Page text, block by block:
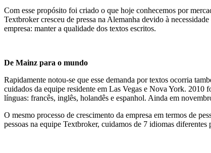
Com esse propósito foi criado o que hoje conhecemos por
Textbroker cresceu de pressa na Alemanha devido à
empresa: manter a qualidade dos textos escritos.
De Mainz para o mundo
Rapidamente notou-se que esse demanda por textos ocorria
cuidados da equipe residente em Las Vegas e Nova York.
línguas: francês, inglês, holandês e espanhol. Ainda em
O mesmo processo de crescimento da empresa em termos de
pessoas na equipe Textbroker, cuidamos de 7 idiomas